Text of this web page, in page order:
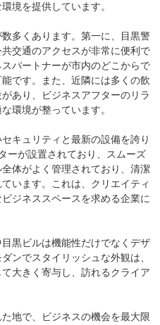
境を提供しています。
多くあります。第一に、目黒警
交通のアクセスが非常に便利で
パートナーが市内のどこからで
です。また、近隣には多くの飲
あり、ビジネスアフターのリラ
環境が整っています。
キュリティと最新の設備を誇り
ーが設置されており、スムーズ
体がよく管理されており、清潔
います。これは、クリエイティ
ジネススペースを求める企業に
黒ビルは機能性だけでなくデザ
ンでスタイリッシュな外観は、
大きく寄与し、訪れるクライア
地で、ビジネスの機会を最大限